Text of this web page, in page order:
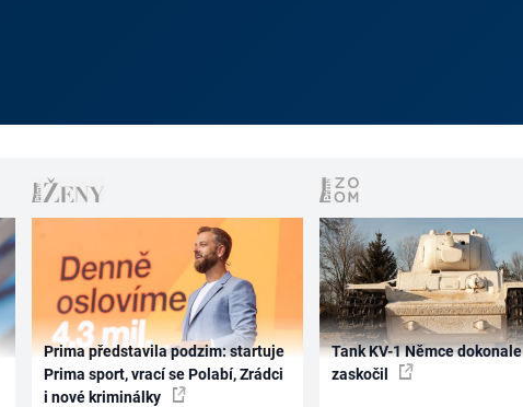
Prima představila podzim: startuje
Prima sport, vrací se Polabí, Zrádci
i nové kriminálky
Tank KV-1 Němce dokonale
zaskočil